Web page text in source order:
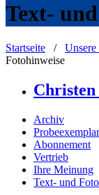
Text-
Startseite /
Fotohinweise
Christen
Archiv
Probeexemplar
Abonnement
Vertrieb
Ihre Meinung
Text- und